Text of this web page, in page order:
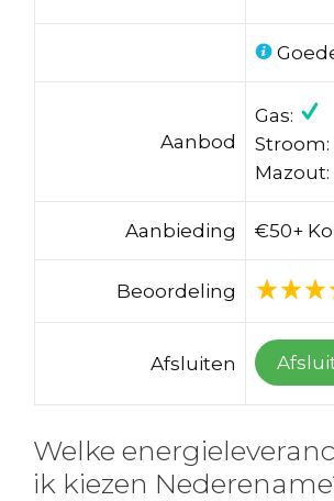
Aanbod
Gas:
Stroom:
Mazout:
Aanbieding €50+
Beoordeling
Afsluiten
Welke
ik kiezen